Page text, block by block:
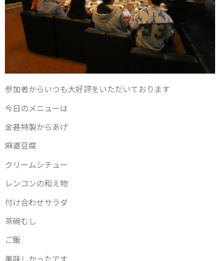
参加者からいつも大好評をいただいております
今日のメニューは
金甚特製からあげ
麻婆豆腐
クリームシチュー
レンコンの和え物
付け合わせサラダ
茶碗むし
ご飯
美味しかったです